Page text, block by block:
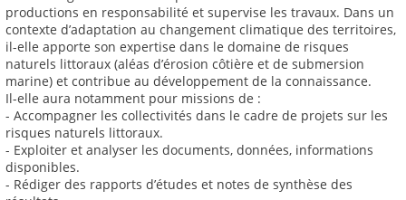
productions en responsabilité et supervise les travaux. Dans un
contexte d’adaptation au changement climatique des territoires,
il-elle apporte son expertise dans le domaine de risques
naturels littoraux (aléas d’érosion côtière et de submersion
marine) et contribue au développement de la connaissance.
Il-elle aura notamment pour missions de :
- Accompagner les collectivités dans le cadre de projets sur les
risques naturels littoraux.
- Exploiter et analyser les documents, données, informations
disponibles.
- Rédiger des rapports d’études et notes de synthèse des